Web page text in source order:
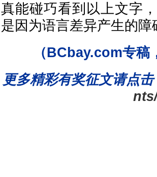
真能碰巧看到以上文字
是因为语言差异产生的障
（BCbay.com专稿
更多精彩有奖征文请点击